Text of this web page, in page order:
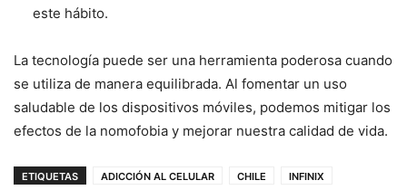
este hábito.
La tecnología puede ser una herramienta poderosa cuando
se utiliza de manera equilibrada. Al fomentar un uso
saludable de los dispositivos móviles, podemos mitigar los
efectos de la nomofobia y mejorar nuestra calidad de vida.
ETIQUETAS ADICCIÓN AL CELULAR CHILE
INFINIX